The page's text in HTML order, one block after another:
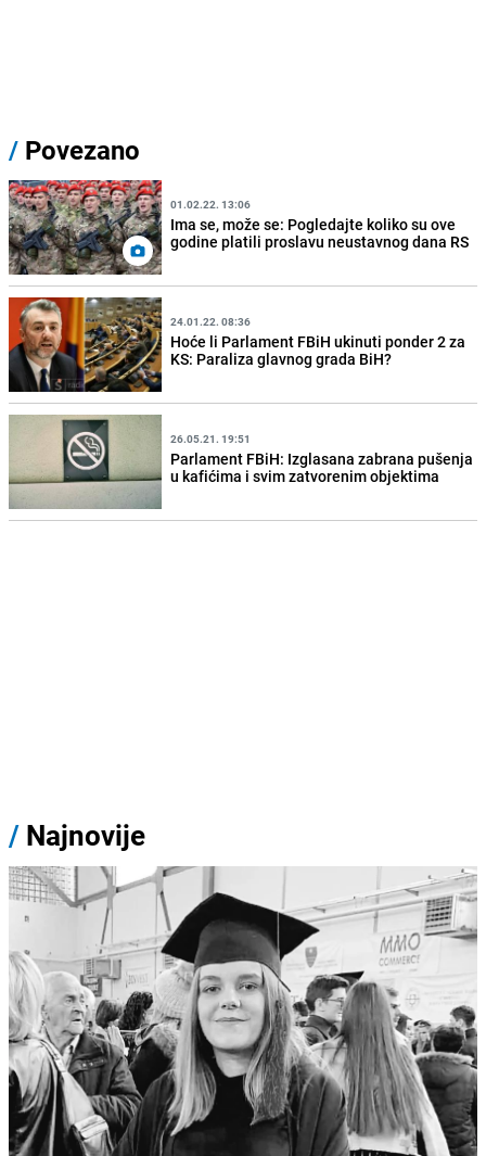
/ Povezano
01.02.22. 13:06
Ima se, može se: Pogledajte koliko su ove
godine platili proslavu neustavnog dana RS
24.01.22. 08:36
Hoće li Parlament FBiH ukinuti ponder 2 za
KS: Paraliza glavnog grada BiH?
26.05.21. 19:51
Parlament FBiH: Izglasana zabrana pušenja
u kafićima i svim zatvorenim objektima
/ Najnovije